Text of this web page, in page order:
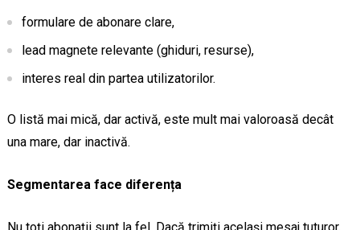
formulare de abonare clare,
lead magnete relevante (ghiduri, resurse),
interes real din partea utilizatorilor.
O listă mai mică, dar activă, este mult mai valoroasă decât
una mare, dar inactivă.
Segmentarea face diferența